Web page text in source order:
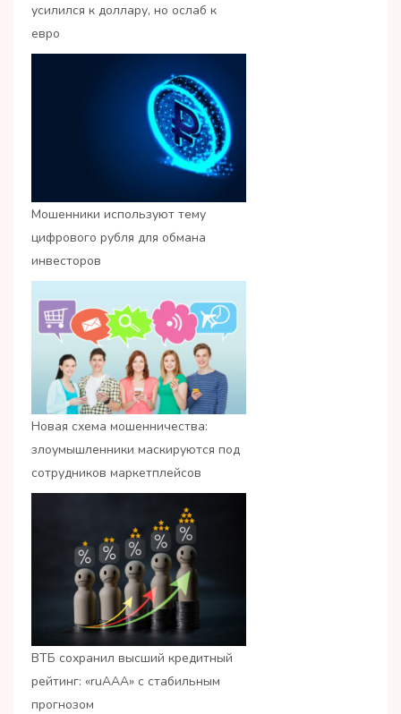
усилился к доллару, но ослаб к
евро
Мошенники используют тему
цифрового рубля для обмана
инвесторов
Новая схема мошенничества:
злоумышленники маскируются под
сотрудников маркетплейсов
ВТБ сохранил высший кредитный
рейтинг: «ruАAA» с стабильным
прогнозом